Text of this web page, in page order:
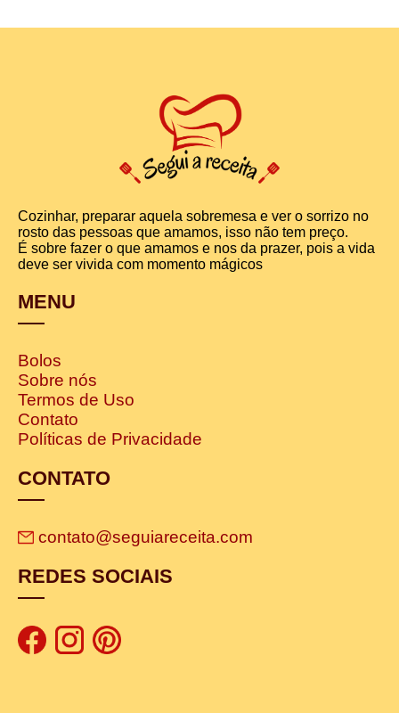
Cozinhar, preparar aquela sobremesa e ver o sorrizo no
rosto das pessoas que amamos, isso não tem preço.
É sobre fazer o que amamos e nos da prazer, pois a vida
deve ser vivida com momento mágicos
MENU
Bolos
Sobre nós
Termos de Uso
Contato
Políticas de Privacidade
CONTATO
contato@seguiareceita.com
REDES SOCIAIS